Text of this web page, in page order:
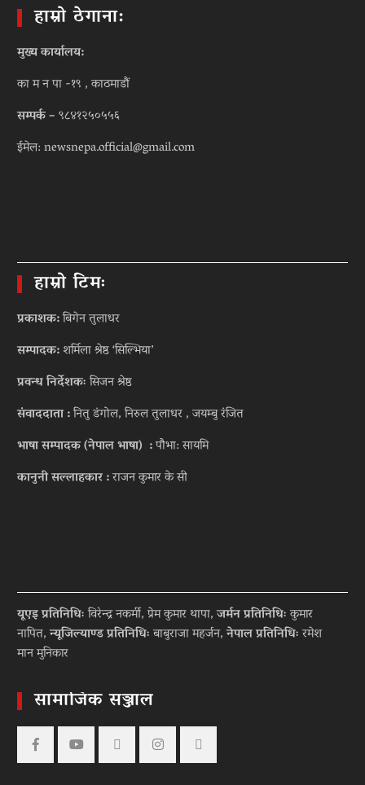
हाम्रो ठेगाना:
मुख्य कार्यालय:
का म न पा -१९ , काठमाडौं
सम्पर्क –९८४१२५०५५६
ईमेल: newsnepa.official@gmail.com
हाम्रो टिमः
प्रकाशक:बिगेन तुलाधर
सम्पादक:शर्मिला श्रेष्ठ ‘सिल्भिया’
प्रवन्ध निर्देशकःसिजन श्रेष्ठ
संवाददाता :नितु डंगोल, निरुल तुलाधर , जयम्बु रंजित
भाषा सम्पादक (नेपाल भाषा) :पौभा: सायमि
कानुनी सल्लाहकार :राजन कुमार के सी
यूएइ प्रतिनिधिःविरेन्द्र नकर्मी, प्रेम कुमार थापा,जर्मन प्रतिनिधिःकुमार
नापित,न्यूजिल्याण्ड प्रतिनिधिःबाबुराजा महर्जन,नेपाल प्रतिनिधिःरमेश
मान मुनिकार
सामाजिक सञ्जाल